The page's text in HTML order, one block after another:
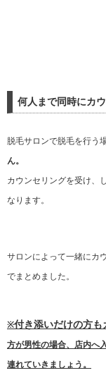
何人まで同時にカ
脱毛サロンで脱毛を行う
ん。
カウンセリングを受け、
なります。
サロンによって一緒にカ
でまとめました。
※付き添いだけの方も
方が男性の場合、店内へ
連れていきましょう。